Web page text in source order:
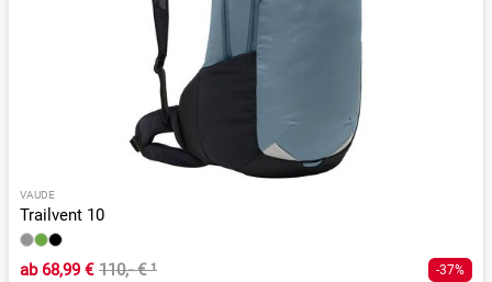
VAUDE
Trailvent 10
ab68,99 € 110,- €¹ -37%